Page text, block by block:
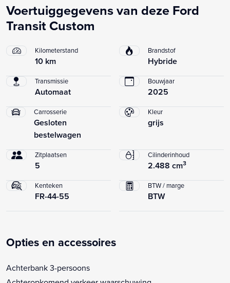
Voertuiggegevens van deze Ford
Transit Custom
Kilometerstand
10 km
Brandstof
Hybride
Transmissie
Automaat
Bouwjaar
2025
Carrosserie
Gesloten
bestelwagen
Kleur
grijs
Zitplaatsen
5
Cilinderinhoud
2.488 cm3
Kenteken
FR-44-55
BTW / marge
BTW
Opties en accessoires
Achterbank 3-persoons